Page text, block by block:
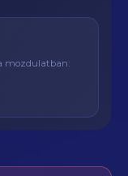
mozdulatban: